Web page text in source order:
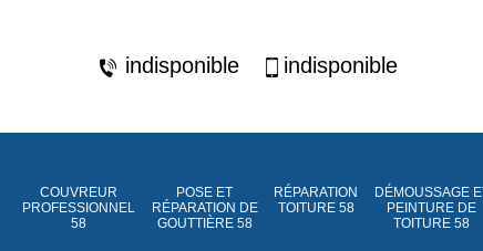
indisponible indisponible
COUVREUR
PROFESSIONNEL
58
POSE ET
RÉPARATION DE
GOUTTIÈRE 58
RÉPARATION
TOITURE 58
DÉMOUSSAGE
PEINTURE DE
TOITURE 58